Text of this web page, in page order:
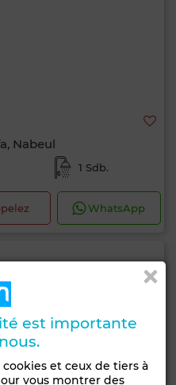
Nabeul
1 Sdb.
WhatsApp
est importante
et ceux de tiers à
vous montrer des